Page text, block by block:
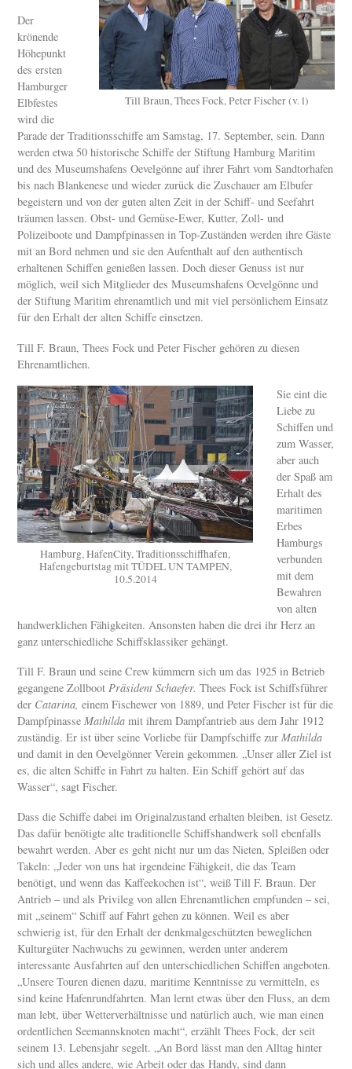
Till Braun, Thees Fock, Peter Fischer (v. l)
Der
krönende
Höhepunkt
des ersten
Hamburger
Elbfestes
wird die
Parade der Traditionsschiffe am Samstag, 17. September, sein. Dann
werden etwa 50 historische Schiffe der Stiftung Hamburg Maritim
und des Museumshafens Oevelgönne auf ihrer Fahrt vom Sandtorhafen
bis nach Blankenese und wieder zurück die Zuschauer am Elbufer
begeistern und von der guten alten Zeit in der Schiff- und Seefahrt
träumen lassen. Obst- und Gemüse-Ewer, Kutter, Zoll- und
Polizeiboote und Dampfpinassen in Top-Zuständen werden ihre Gäste
mit an Bord nehmen und sie den Aufenthalt auf den authentisch
erhaltenen Schiffen genießen lassen. Doch dieser Genuss ist nur
möglich, weil sich Mitglieder des Museumshafens Oevelgönne und
der Stiftung Maritim ehrenamtlich und mit viel persönlichem Einsatz
für den Erhalt der alten Schiffe einsetzen.
Till F. Braun, Thees Fock und Peter Fischer gehören zu diesen
Ehrenamtlichen.
Hamburg, HafenCity, Traditionsschiffhafen,
Hafengeburtstag mit TÜDEL UN TAMPEN,
10.5.2014
Sie eint die
Liebe zu
Schiffen und
zum Wasser,
aber auch
der Spaß am
Erhalt des
maritimen
Erbes
Hamburgs
verbunden
mit dem
Bewahren
von alten
handwerklichen Fähigkeiten. Ansonsten haben die drei ihr Herz an
ganz unterschiedliche Schiffsklassiker gehängt.
Till F. Braun und seine Crew kümmern sich um das 1925 in Betrieb
gegangene ZollbootPräsident Schaefer. Thees Fock ist Schiffsführer
der Catarina, einem Fischewer von 1889, und Peter Fischer ist für die
DampfpinasseMathildamit ihrem Dampfantrieb aus dem Jahr 1912
zuständig. Er ist über seine Vorliebe für Dampfschiffe zurMathilda
und damit in den Oevelgönner Verein gekommen. „Unser aller Ziel ist
es, die alten Schiffe in Fahrt zu halten. Ein Schiff gehört auf das
Wasser“, sagt Fischer.
Dass die Schiffe dabei im Originalzustand erhalten bleiben, ist Gesetz.
Das dafür benötigte alte traditionelle Schiffshandwerk soll ebenfalls
bewahrt werden. Aber es geht nicht nur um das Nieten, Spleißen oder
Takeln: „Jeder von uns hat irgendeine Fähigkeit, die das Team
benötigt, und wenn das Kaffeekochen ist“, weiß Till F. Braun. Der
Antrieb – und als Privileg von allen Ehrenamtlichen empfunden – sei,
mit „seinem“ Schiff auf Fahrt gehen zu können. Weil es aber
schwierig ist, für den Erhalt der denkmalgeschützten beweglichen
Kulturgüter Nachwuchs zu gewinnen, werden unter anderem
interessante Ausfahrten auf den unterschiedlichen Schiffen angeboten.
„Unsere Touren dienen dazu, maritime Kenntnisse zu vermitteln, es
sind keine Hafenrundfahrten. Man lernt etwas über den Fluss, an dem
man lebt, über Wetterverhältnisse und natürlich auch, wie man einen
ordentlichen Seemannsknoten macht“, erzählt Thees Fock, der seit
seinem 13. Lebensjahr segelt. „An Bord lässt man den Alltag hinter
sich und alles andere, wie Arbeit oder das Handy, sind dann